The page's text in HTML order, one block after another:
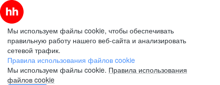
Мы используем файлы cookie, чтобы обеспечивать
правильную работу нашего веб-сайта и анализировать
сетевой трафик.
Правила использования файлов cookie
Мы используем файлы cookie. Правила использования
файлов cookie